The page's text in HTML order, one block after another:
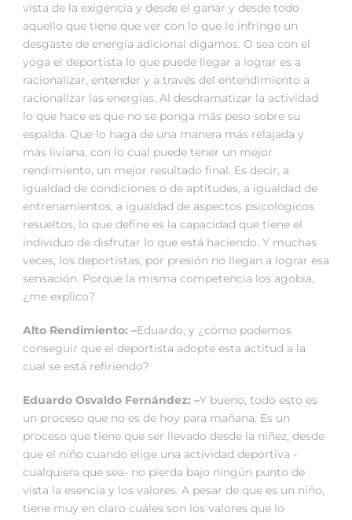
vista de la exigencia y desde el ganar y desde todo
aquello que tiene que ver con lo que le infringe un
desgaste de energía adicional digamos. O sea con el
yoga el deportista lo que puede llegar a lograr es a
racionalizar, entender y a través del entendimiento a
racionalizar las energías. Al desdramatizar la actividad
lo que hace es que no se ponga más peso sobre su
espalda. Que lo haga de una manera más relajada y
más liviana, con lo cual puede tener un mejor
rendimiento, un mejor resultado final. Es decir, a
igualdad de condiciones o de aptitudes, a igualdad de
entrenamientos, a igualdad de aspectos psicológicos
resueltos, lo que define es la capacidad que tiene el
individuo de disfrutar lo que está haciendo. Y muchas
veces, los deportistas, por presión no llegan a lograr esa
sensación. Porque la misma competencia los agobia,
¿me explico?
Alto Rendimiento: –Eduardo, y ¿cómo podemos
conseguir que el deportista adopte esta actitud a la
cual se está refiriendo?
Eduardo Osvaldo Fernández: –Y bueno, todo esto es
un proceso que no es de hoy para mañana. Es un
proceso que tiene que ser llevado desde la niñez, desde
que el niño cuando elige una actividad deportiva -
cualquiera que sea- no pierda bajo ningún punto de
vista la esencia y los valores. A pesar de que es un niño,
tiene muy en claro cuáles son los valores que lo